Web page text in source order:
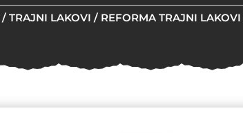
/ TRAJNI LAKOVI / REFORMA TRAJNI LAKOVI